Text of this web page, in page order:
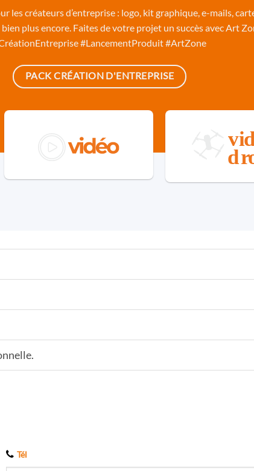
les créateurs d’entreprise : logo, kit graphique, e-mails,
plus encore. Faites de votre projet un succès avec Art
#LancementProduit #ArtZone
PACK CRÉATION D'ENTREPRISE
Tél